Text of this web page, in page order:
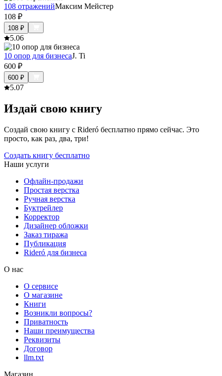
108 отраженийМаксим Мейстер
108 ₽
108 ₽
5.06
10 опор для бизнесаJ. Ti
600 ₽
600 ₽
5.07
Издай свою книгу
Создай свою книгу с Rideró бесплатно прямо сейчас. Это
просто, как раз, два, три!
Создать книгу бесплатно
Наши услуги
Офлайн-продажи
Простая верстка
Ручная верстка
Буктрейлер
Корректор
Дизайнер обложки
Заказ тиража
Публикация
Rideró для бизнеса
О нас
О сервисе
О магазине
Книги
Возникли вопросы?
Приватность
Наши преимущества
Реквизиты
Договор
llm.txt
Магазин